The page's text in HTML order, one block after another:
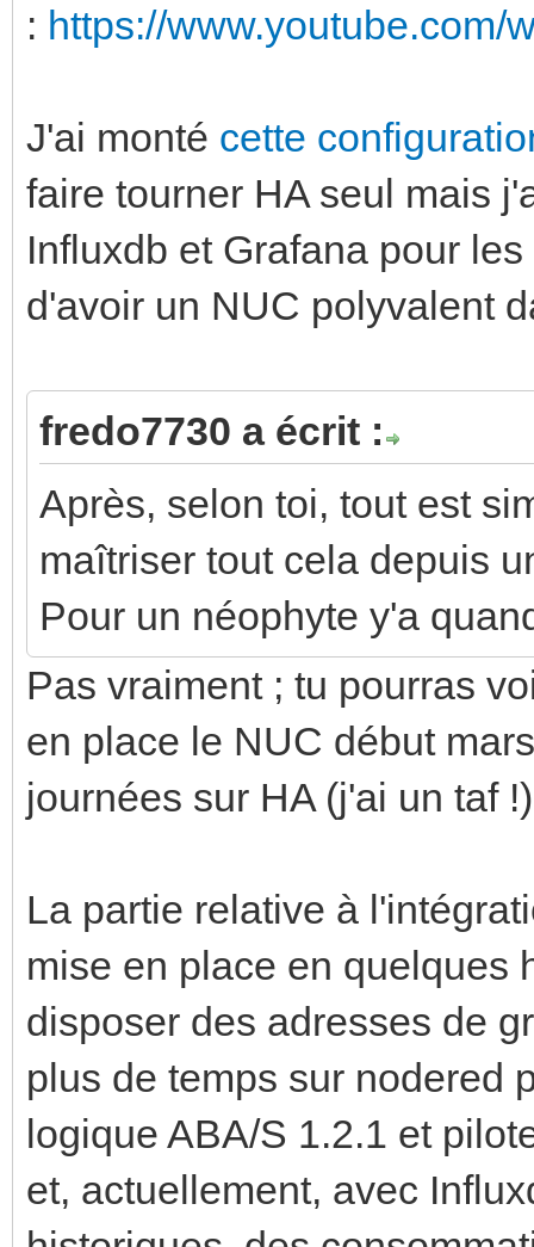
: https://www.youtube.com/
J'ai monté cette
faire tourner HA seul mais
Influxdb et Grafana pour
d'avoir un NUC polyvalent
fredo7730 a écrit :
Après, selon toi, tout est
maîtriser tout cela depuis
Pour un néophyte y'a
Pas vraiment ; tu pourras
en place le NUC début
journées sur HA (j'ai un taf
La partie relative à
mise en place en quelques
disposer des adresses de
plus de temps sur nodered
logique ABA/S 1.2.1 et
et, actuellement, avec